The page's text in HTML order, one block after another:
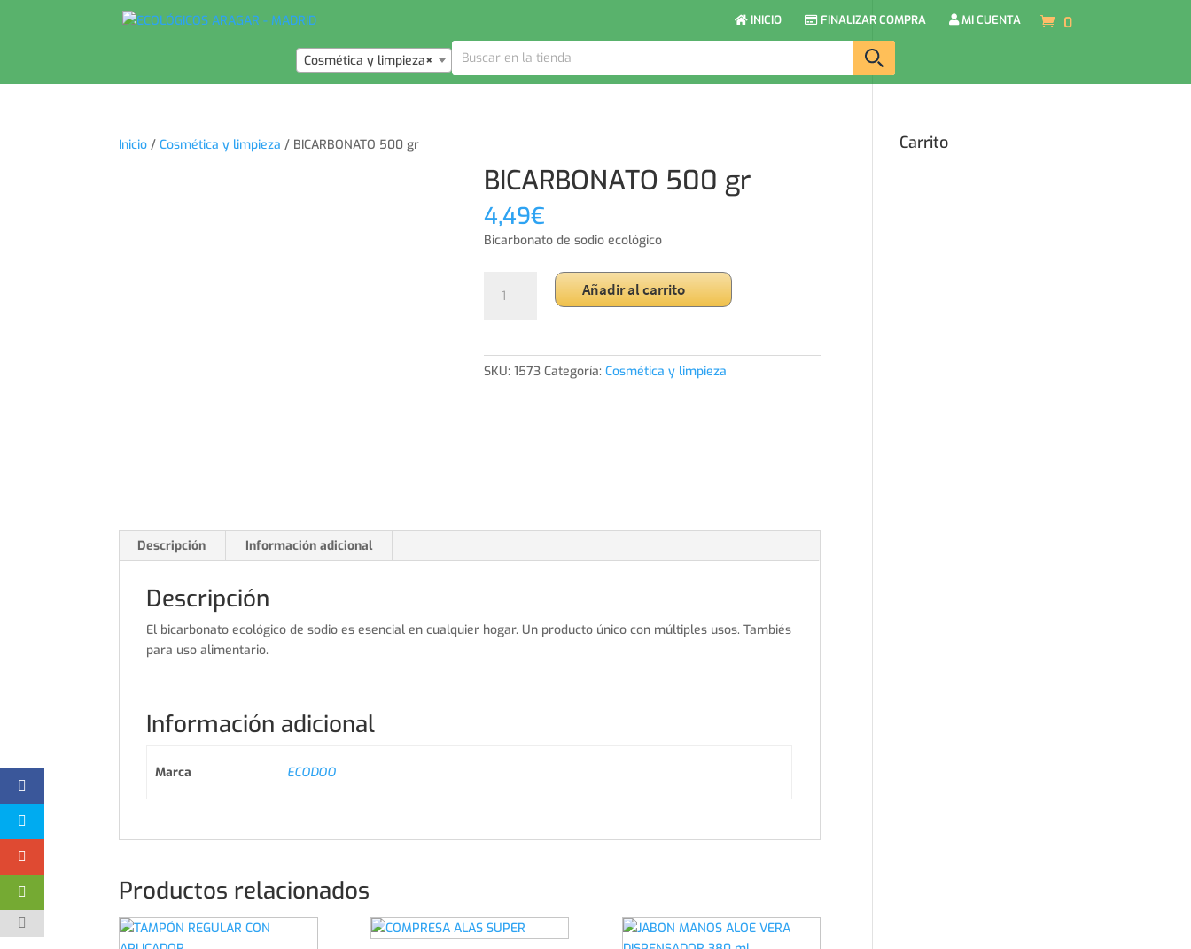
INICIO FINALIZAR COMPRA MI CUENTA 0
×
Cosmética y limpieza
Inicio /Cosmética y limpieza / BICARBONATO 500 gr
BICARBONATO 500 gr
4,49€
Bicarbonato de sodio ecológico
BICARBONATO
500
Añadir al carrito
SKU:1573 Categoría:Cosmética y limpieza
Descripción Información adicional
Descripción
El bicarbonato ecológico de sodio es esencial en cualquier hogar. Un producto único con múltiples usos. Tambiés
para uso alimentario.
Información adicional
Marca ECODOO
Productos relacionados
Carrito